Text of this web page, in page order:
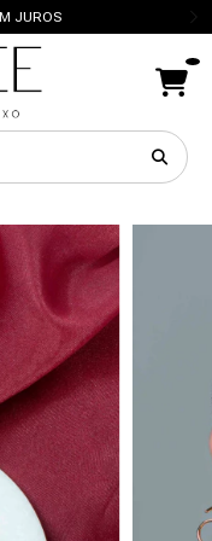
JUROS